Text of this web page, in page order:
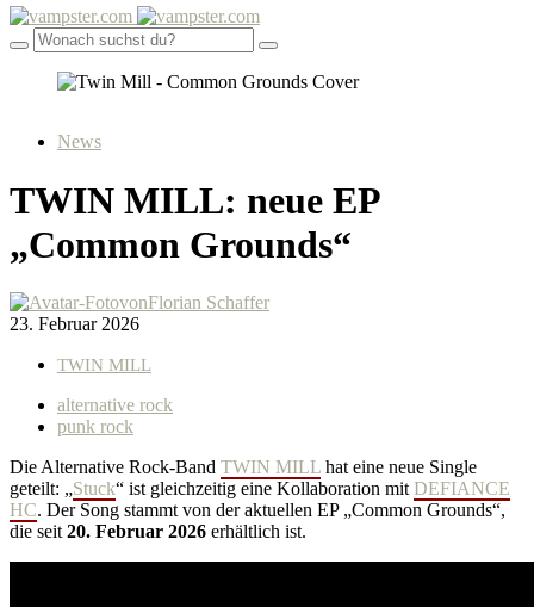
News
TWIN MILL: neue EP
„Common Grounds“
vonFlorian Schaffer
23. Februar 2026
TWIN MILL
alternative rock
punk rock
Die Alternative Rock-Band TWIN MILL hat eine neue Single
geteilt: „Stuck“ ist gleichzeitig eine Kollaboration mit DEFIANCE
HC. Der Song stammt von der aktuellen EP „Common Grounds“,
die seit 20. Februar 2026 erhältlich ist.